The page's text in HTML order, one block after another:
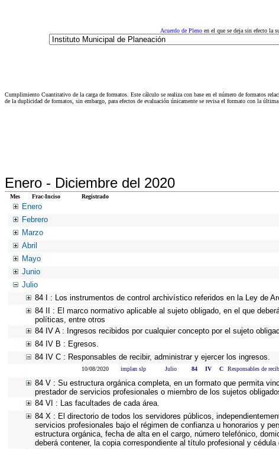
Acuerdo de Pleno en el que se deja sin efecto la
Cumplimiento Cuantitativo de la carga de formatos. Este cálculo se realiza con base en el número de formatos
de la duplicidad de formatos, sin embargo, para efectos de evaluación únicamente se revisa el formato con la
Enero - Diciembre del 2020
Mes Frac-Inciso Registrado
Enero
Febrero
Marzo
Abril
Mayo
Junio
Julio
84 I : Los instrumentos de control archivístico referidos en la Ley de
84 II : El marco normativo aplicable al sujeto obligado, en el que
políticas, entre otros
84 IV A : Ingresos recibidos por cualquier concepto por el sujeto
84 IV B : Egresos.
84 IV C : Responsables de recibir, administrar y ejercer los ingresos.
10/08/2020 implan slp Julio 84 IV C Responsables de
84 V : Su estructura orgánica completa, en un formato que permita
prestador de servicios profesionales o miembro de los sujetos
84 VI : Las facultades de cada área.
84 X : El directorio de todos los servidores públicos,
servicios profesionales bajo el régimen de confianza u honorarios y
estructura orgánica, fecha de alta en el cargo, número telefónico,
deberá contener, la copia correspondiente al título profesional y